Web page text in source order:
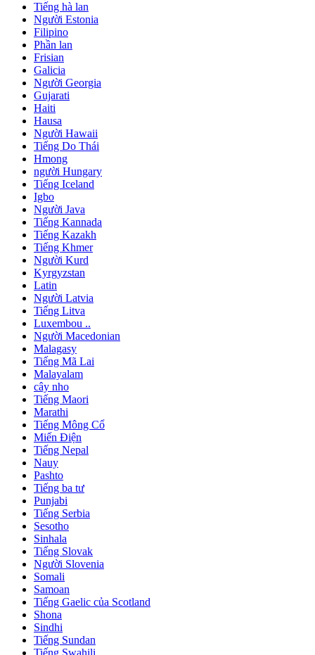
Tiếng hà lan
Người Estonia
Filipino
Phần lan
Frisian
Galicia
Người Georgia
Gujarati
Haiti
Hausa
Người Hawaii
Tiếng Do Thái
Hmong
người Hungary
Tiếng Iceland
Igbo
Người Java
Tiếng Kannada
Tiếng Kazakh
Tiếng Khmer
Người Kurd
Kyrgyzstan
Latin
Người Latvia
Tiếng Litva
Luxembou ..
Người Macedonian
Malagasy
Tiếng Mã Lai
Malayalam
cây nho
Tiếng Maori
Marathi
Tiếng Mông Cổ
Miến Điện
Tiếng Nepal
Nauy
Pashto
Tiếng ba tư
Punjabi
Tiếng Serbia
Sesotho
Sinhala
Tiếng Slovak
Người Slovenia
Somali
Samoan
Tiếng Gaelic của Scotland
Shona
Sindhi
Tiếng Sundan
Tiếng Swahili